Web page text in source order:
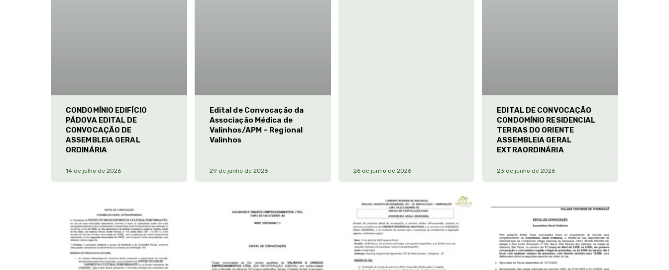
CONDOMÍNIO EDIFÍCIO
PÁDOVA EDITAL DE
CONVOCAÇÃO DE
ASSEMBLEIA GERAL
ORDINÁRIA
14 de julho de 2026
Edital de Convocação da
Associação Médica de
Valinhos/APM – Regional
Valinhos
29 de junho de 2026 26 de junho de 2026
EDITAL DE CONVOCAÇÃO
CONDOMÍNIO RESIDENCIAL
TERRAS DO ORIENTE
ASSEMBLEIA GERAL
EXTRAORDINÁRIA
23 de junho de 2026